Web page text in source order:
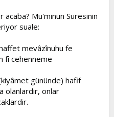
Mu'minun Suresinin
suale:
mevâzînuhu fe
fî cehenneme
gününde) hafif
olanlardir, onlar